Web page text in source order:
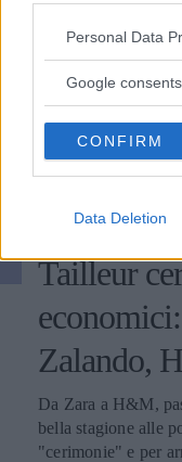
Please note that this
not limited to your
use your data for
consent section.
Personal Data
Google consents
CONFIRM
Data Deletion
Tailleur
Zalando,
Da Zara a H&M,
bella stagione alle
"cerimonie" e per